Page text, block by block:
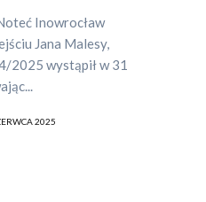
Inowrocław
Jana Malesy,
2025 wystąpił w 31
2025